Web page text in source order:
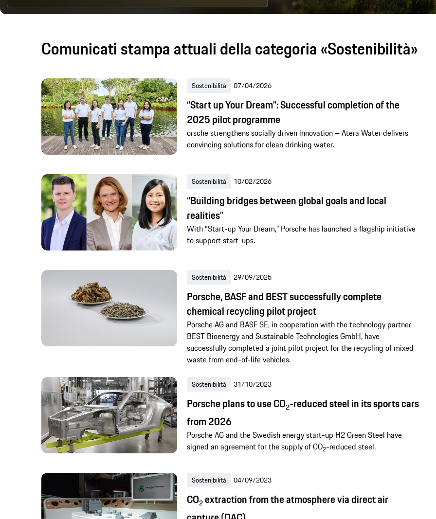
Comunicati stampa attuali della categoria «Sostenibilità»
Sostenibilità 07/04/2026
“Start up Your Dream”: Successful completion of the
2025 pilot programme
orsche strengthens socially driven innovation – Atera Water delivers
convincing solutions for clean drinking water.
Sostenibilità 10/02/2026
“Building bridges between global goals and local
realities”
With “Start-up Your Dream,” Porsche has launched a flagship initiative
to support start-ups.
Sostenibilità 29/09/2025
Porsche, BASF and BEST successfully complete
chemical recycling pilot project
Porsche AG and BASF SE, in cooperation with the technology partner
BEST Bioenergy and Sustainable Technologies GmbH, have
successfully completed a joint pilot project for the recycling of mixed
waste from end-of-life vehicles.
Sostenibilità 31/10/2023
Porsche plans to use CO2-reduced steel in its sports cars
from 2026
Porsche AG and the Swedish energy start-up H2 Green Steel have
signed an agreement for the supply of CO2-reduced steel.
Sostenibilità 04/09/2023
CO2extraction from the atmosphere via direct air